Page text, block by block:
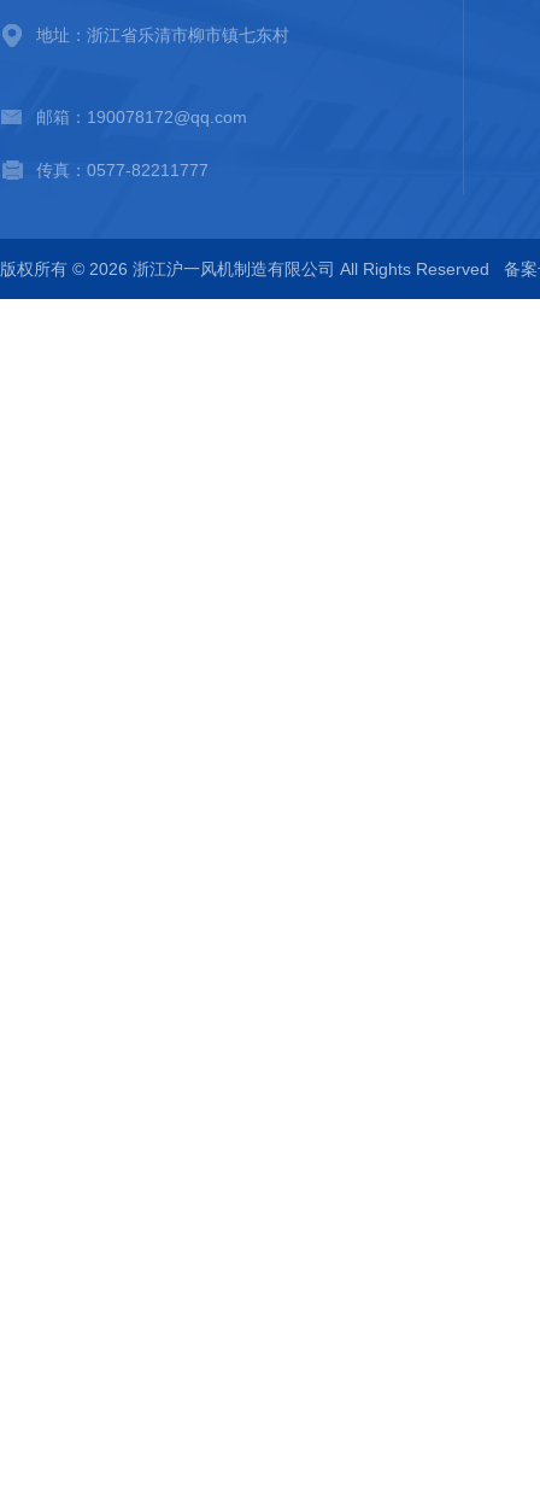
地址：浙江省乐清市柳市镇七东村
邮箱：190078172@qq.com
传真：0577-82211777
版权所有 © 2026 浙江沪一风机制造有限公司 All Rights Reserved 备